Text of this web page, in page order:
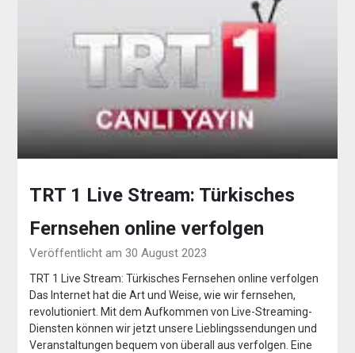
TRT 1 Live Stream: Türkisches
Fernsehen online verfolgen
Veröffentlicht am 30 August 2023
TRT 1 Live Stream: Türkisches Fernsehen online verfolgen
Das Internet hat die Art und Weise, wie wir fernsehen,
revolutioniert. Mit dem Aufkommen von Live-Streaming-
Diensten können wir jetzt unsere Lieblingssendungen und
Veranstaltungen bequem von überall aus verfolgen. Eine